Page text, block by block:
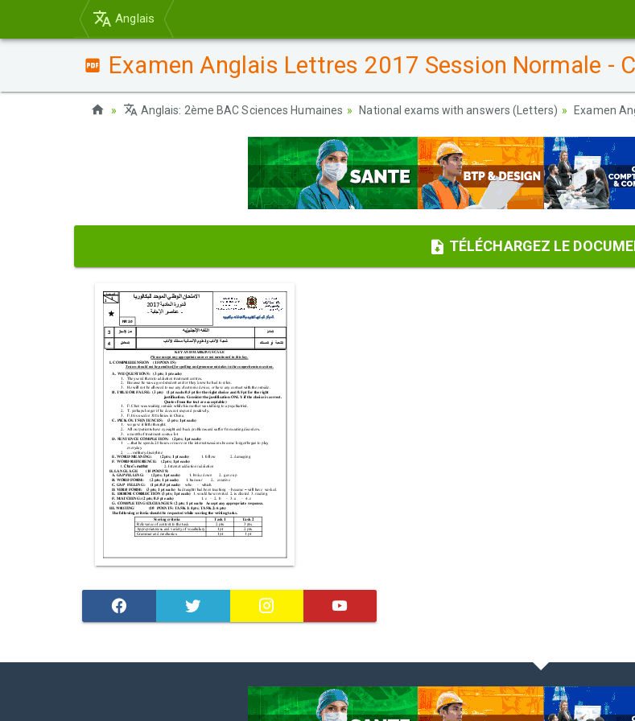
Anglais
Examen Anglais Lettres 2017 Session Normale -
Anglais: 2ème BAC Sciences Humaines National exams with answers (Letters) Examen
TÉLÉCHARGEZ LE